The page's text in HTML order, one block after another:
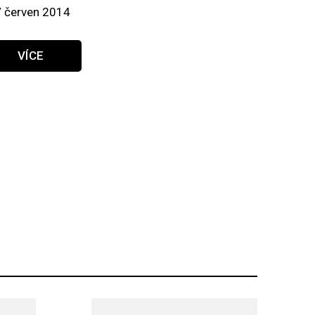
červen 2014
VÍCE